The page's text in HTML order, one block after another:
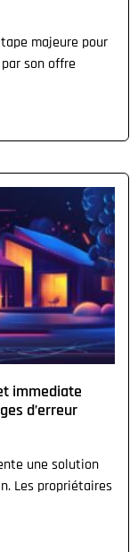
majeure pour
son offre
immediate
d’erreur
une solution
Les propriétaires